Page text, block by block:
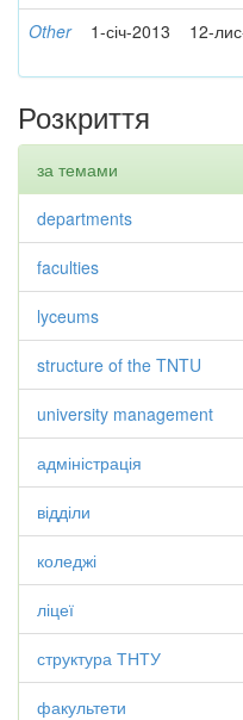
Other 1-січ-2013 12-
Розкриття
за темами
departments
faculties
lyceums
structure of the TNTU
university management
адміністрація
відділи
коледжі
ліцеї
структура ТНТУ
факультети